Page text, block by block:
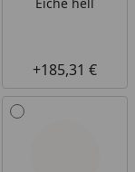
+185,31 €